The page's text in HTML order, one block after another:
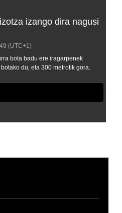
izango dira nagusi
(UTC+1)
bota badu ere iragarpenek
du, eta 300 metrotik gora.